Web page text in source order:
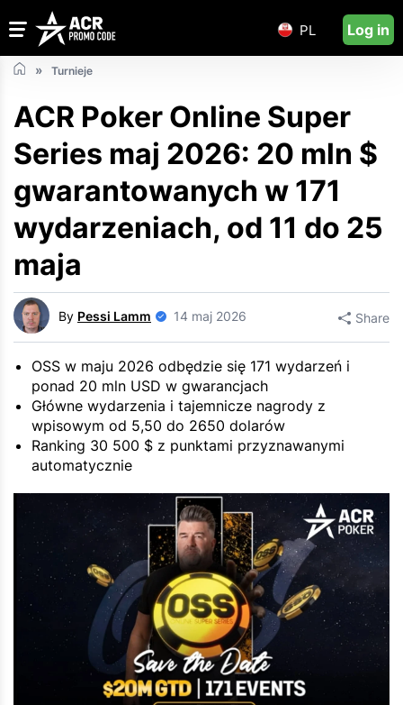
PL Log in
Turnieje
ACR Poker Online Super
Series maj 2026: 20 mln $
gwarantowanych w 171
wydarzeniach, od 11 do 25
maja
By Pessi Lamm 14 maj 2026 Share
OSS w maju 2026 odbędzie się 171 wydarzeń i
ponad 20 mln USD w gwarancjach
Główne wydarzenia i tajemnicze nagrody z
wpisowym od 5,50 do 2650 dolarów
Ranking 30 500 $ z punktami przyznawanymi
automatycznie